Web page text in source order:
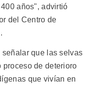
años", advirtió
del Centro de
que las selvas
de deterioro
que vivían en